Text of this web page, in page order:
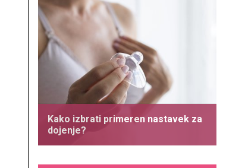
Kako izbrati primeren nastavek za
dojenje?